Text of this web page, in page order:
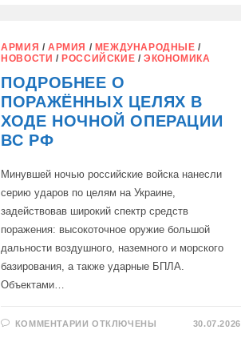
ПРОТИВ
РОССИИ
ВИЗОВЫЙ
РЕЖИМ
ДЛЯ
РОССИЯН
АРМИЯ / АРМИЯ / МЕЖДУНАРОДНЫЕ /
НОВОСТИ /РОССИЙСКИЕ / ЭКОНОМИКА
ПОДРОБНЕЕ О
ПОРАЖЁННЫХ ЦЕЛЯХ В
ХОДЕ НОЧНОЙ ОПЕРАЦИИ
ВС РФ
Минувшей ночью российские войска нанесли
серию ударов по целям на Украине,
задействовав широкий спектр средств
поражения: высокоточное оружие большой
дальности воздушного, наземного и морского
базирования, а также ударные БПЛА.
Объектами…
КОММЕНТАРИИ КОТКЛЮЧЕНЫ 30.07.2026